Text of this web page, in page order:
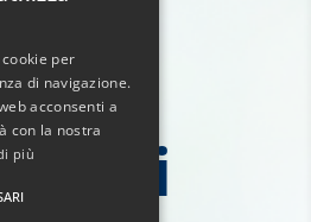
di
per
di navigazione.
acconsenti a
con la nostra
più